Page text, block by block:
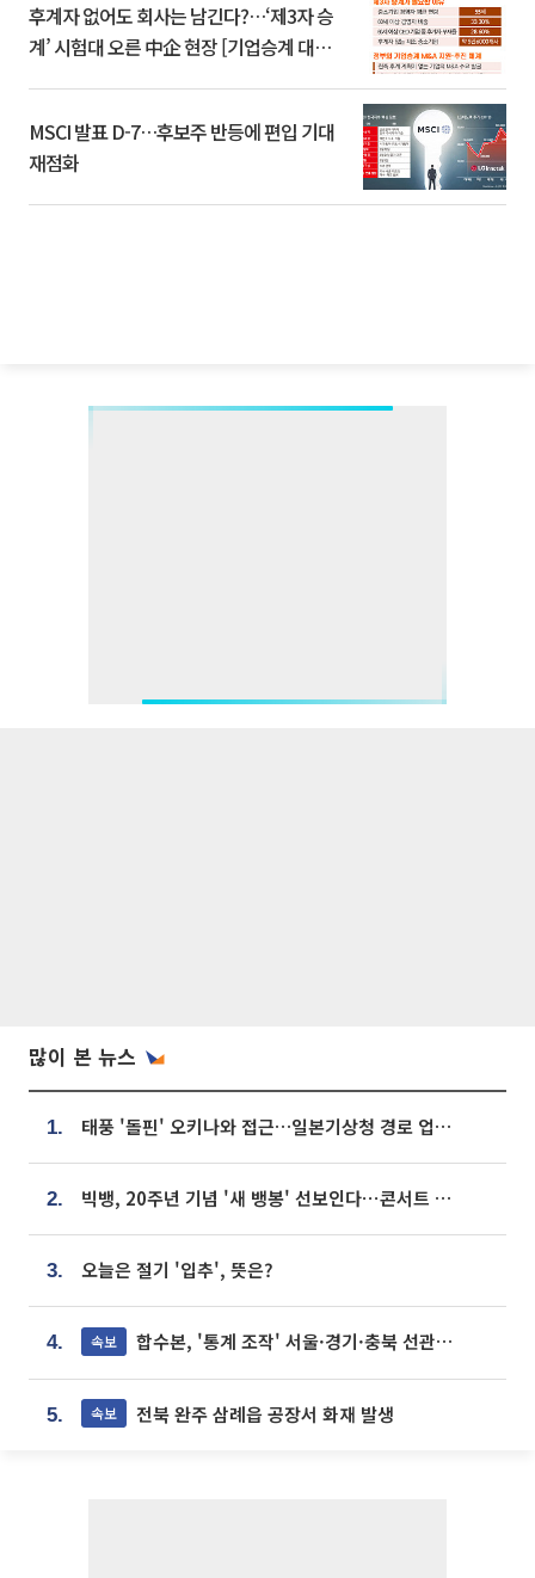
후계자 없어도 회사는 남긴다?…‘제3자 승
계’ 시험대 오른 中企 현장 [기업승계 대전
MSCI 발표 D-7…후보주 반등에 편입 기대
재점화
많이 본 뉴스
1. 태풍 '돌핀' 오키나와 접근…일본기상청 경로 업데이트
2. 빅뱅, 20주년 기념 '새 뱅봉' 선보인다⋯콘서트 앞두고 팝업 개최
3. 오늘은 절기 '입추', 뜻은?
4. 속보 합수본, '통계 조작' 서울·경기·충북 선관위 등 추가 압수수색
5. 속보 전북 완주 삼례읍 공장서 화재 발생